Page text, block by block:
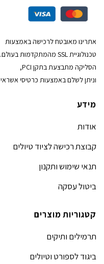
אתרינו מאובטח לרכישה באמצעות
טכנולוגיית SSL מהמתקדמות בעולם.
הסליקה מתבצעת בתקן PCI,
וניתן לשלם באמצעות כרטיסי אשראי
מידע
אודות
קבוצת רכישה לציוד טיולים
תנאי שימוש ותקנון
ביטול עסקה
קטגוריות מוצרים
תרמילים ותיקים
ביגוד לספורט וטיולים